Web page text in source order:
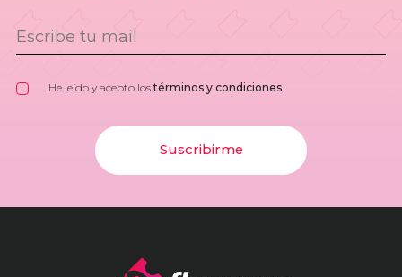
He leído y acepto lostérminos y condiciones
Suscribirme